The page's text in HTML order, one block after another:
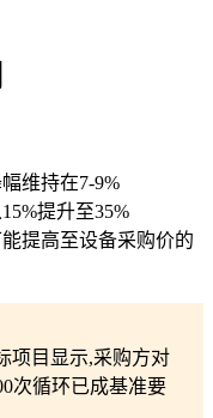
维持在7-9%
提升至35%
提高至设备采购价的
项目显示,采购方对
次循环已成基准要